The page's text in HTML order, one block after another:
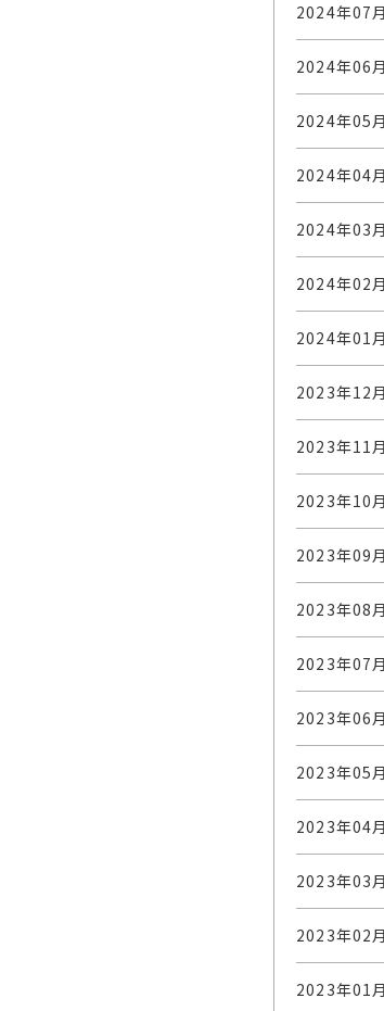
2024年07月
2024年06月
2024年05月
2024年04月
2024年03月
2024年02月
2024年01月
2023年12月
2023年11月
2023年10月
2023年09月
2023年08月
2023年07月
2023年06月
2023年05月
2023年04月
2023年03月
2023年02月
2023年01月